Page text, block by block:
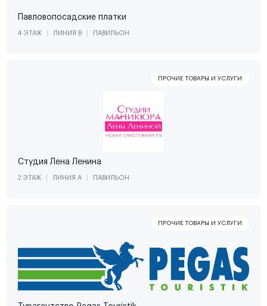
Павловопосадские платки
4 ЭТАЖ ЛИНИЯ В ПАВИЛЬОН
Студия Лена Ленина
2 ЭТАЖ ЛИНИЯ А ПАВИЛЬОН